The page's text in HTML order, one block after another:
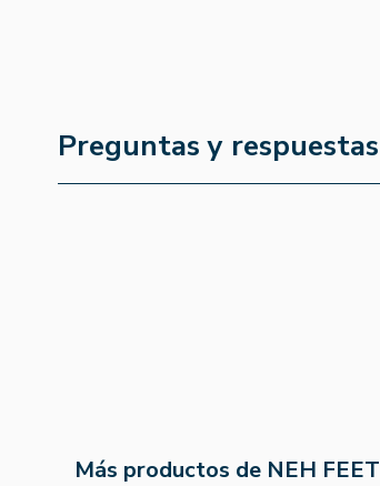
Preguntas y respuestas
Más productos de NEH FEET